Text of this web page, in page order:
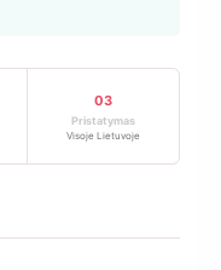
03
Pristatymas
Visoje Lietuvoje